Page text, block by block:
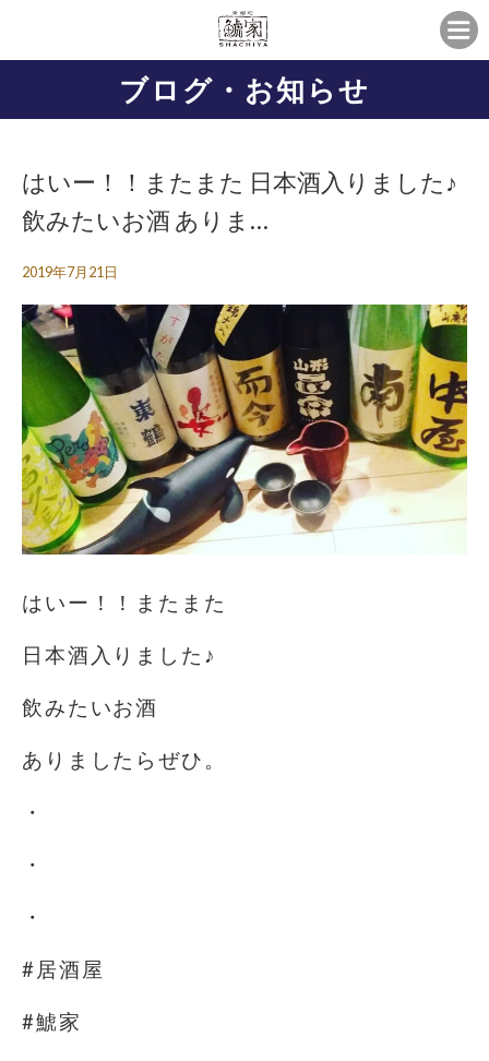
ブログ・お知らせ
はいー！！またまた 日本酒入りました♪
飲みたいお酒 ありま…
2019年7月21日
はいー！！またまた
日本酒入りました♪
飲みたいお酒
ありましたらぜひ。
・
・
・
#居酒屋
#鯱家